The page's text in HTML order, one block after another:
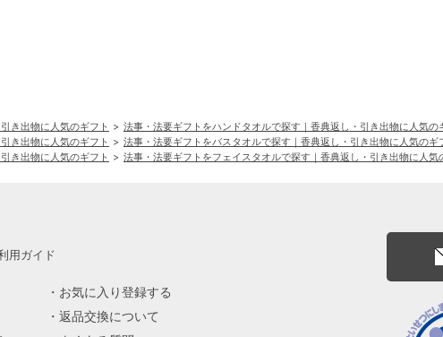
き出物に人気のギフト 法事・法要ギフトをハンドタオルで探す｜香典返し・引き出物に人気の
き出物に人気のギフト 法事・法要ギフトをバスタオルで探す｜香典返し・引き出物に人気のギ
き出物に人気のギフト 法事・法要ギフトをフェイスタオルで探す｜香典返し・引き出物に人気
用ガイド
お気に入り登録する
返品交換について